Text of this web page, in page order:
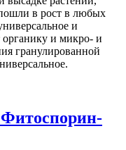
в рост в любых
и
органику и микро- и
гранулированной
Фитоспорин-